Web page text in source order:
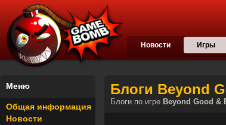
Новости Игры
Меню
Общая информация
Новости
Блоги Beyond
Блоги по игре Beyond Good &